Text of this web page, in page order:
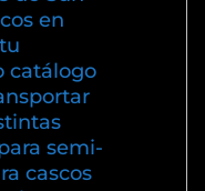
en
catálogo
semi-
cascos